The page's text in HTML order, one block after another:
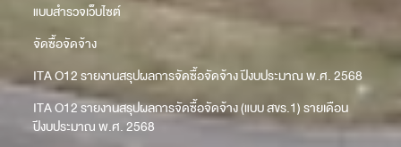
แบบสำรวจเว็บไซต์
จัดซื้อจัดจ้าง
ITA O12 รายงานสรุปผลการจัดซื้อจัดจ้าง ปีงบประมาณ พ.ศ. 2568
ITA O12 รายงานสรุปผลการจัดซื้อจัดจ้าง (แบบ สขร.1) รายเดือน
ปีงบประมาณ พ.ศ. 2568